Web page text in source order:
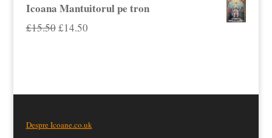
£19.50.
Icoana Mantuitorul pe tron
£15.50Prețul
£14.50Prețul
Despre Icoane.co.uk